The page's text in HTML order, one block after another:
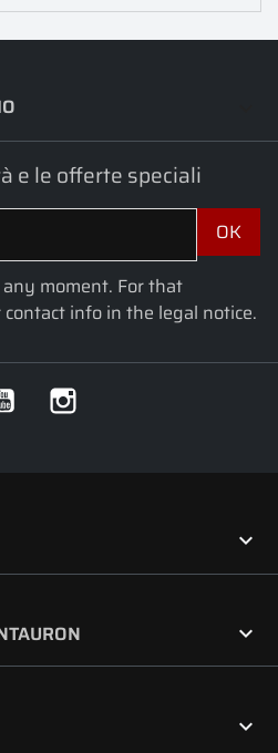
e le offerte speciali
moment. For that
info in the legal notice.
YouTube


